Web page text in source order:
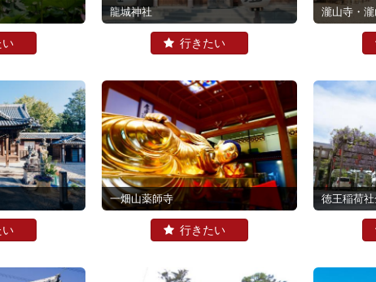
龍城神社 瀧山寺・
一畑山薬師寺 徳王稲荷